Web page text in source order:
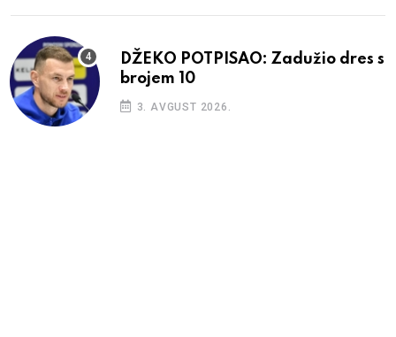
DŽEKO POTPISAO: Zadužio dres s
brojem 10
3. AVGUST 2026.